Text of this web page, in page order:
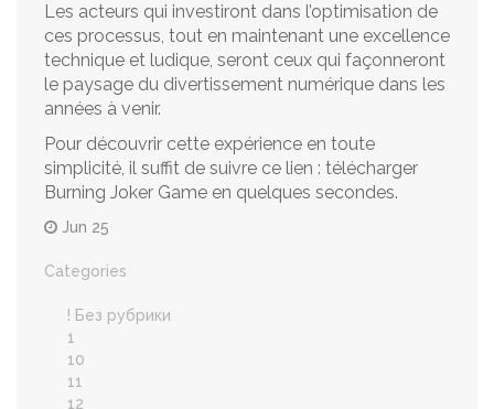
Les acteurs qui investiront dans l’optimisation de
ces processus, tout en maintenant une excellence
technique et ludique, seront ceux qui façonneront
le paysage du divertissement numérique dans les
années à venir.
Pour découvrir cette expérience en toute
simplicité, il suffit de suivre ce lien : télécharger
Burning Joker Game en quelques secondes.
Jun 25
Categories
! Без рубрики
1
10
11
12